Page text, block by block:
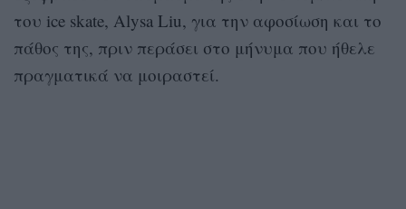
του ice skate, Alysa Liu, για την αφοσίωση και το
πάθος της, πριν περάσει στο μήνυμα που ήθελε
πραγματικά να μοιραστεί.